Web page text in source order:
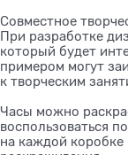
Совместное
При разработке
который будет
примером могут
к творческим
Часы можно
воспользоваться
на каждой